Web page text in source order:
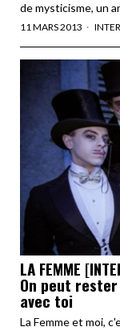
de mysticisme, un
11 MARS 2013
LA FEMME
On peut
avec toi
La Femme et moi,